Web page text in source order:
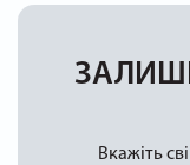
Вкажіть